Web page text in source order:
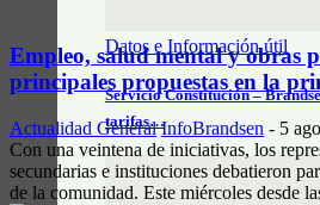
Datos e Información útil
Servicio Constitución –
tarifas…
Empleo, salud mental y obras
principales propuestas en la
Actualidad General InfoBrandsen - 5
Con una veintena de iniciativas, los
secundarias e instituciones debatieron
de la comunidad. Este miércoles desde